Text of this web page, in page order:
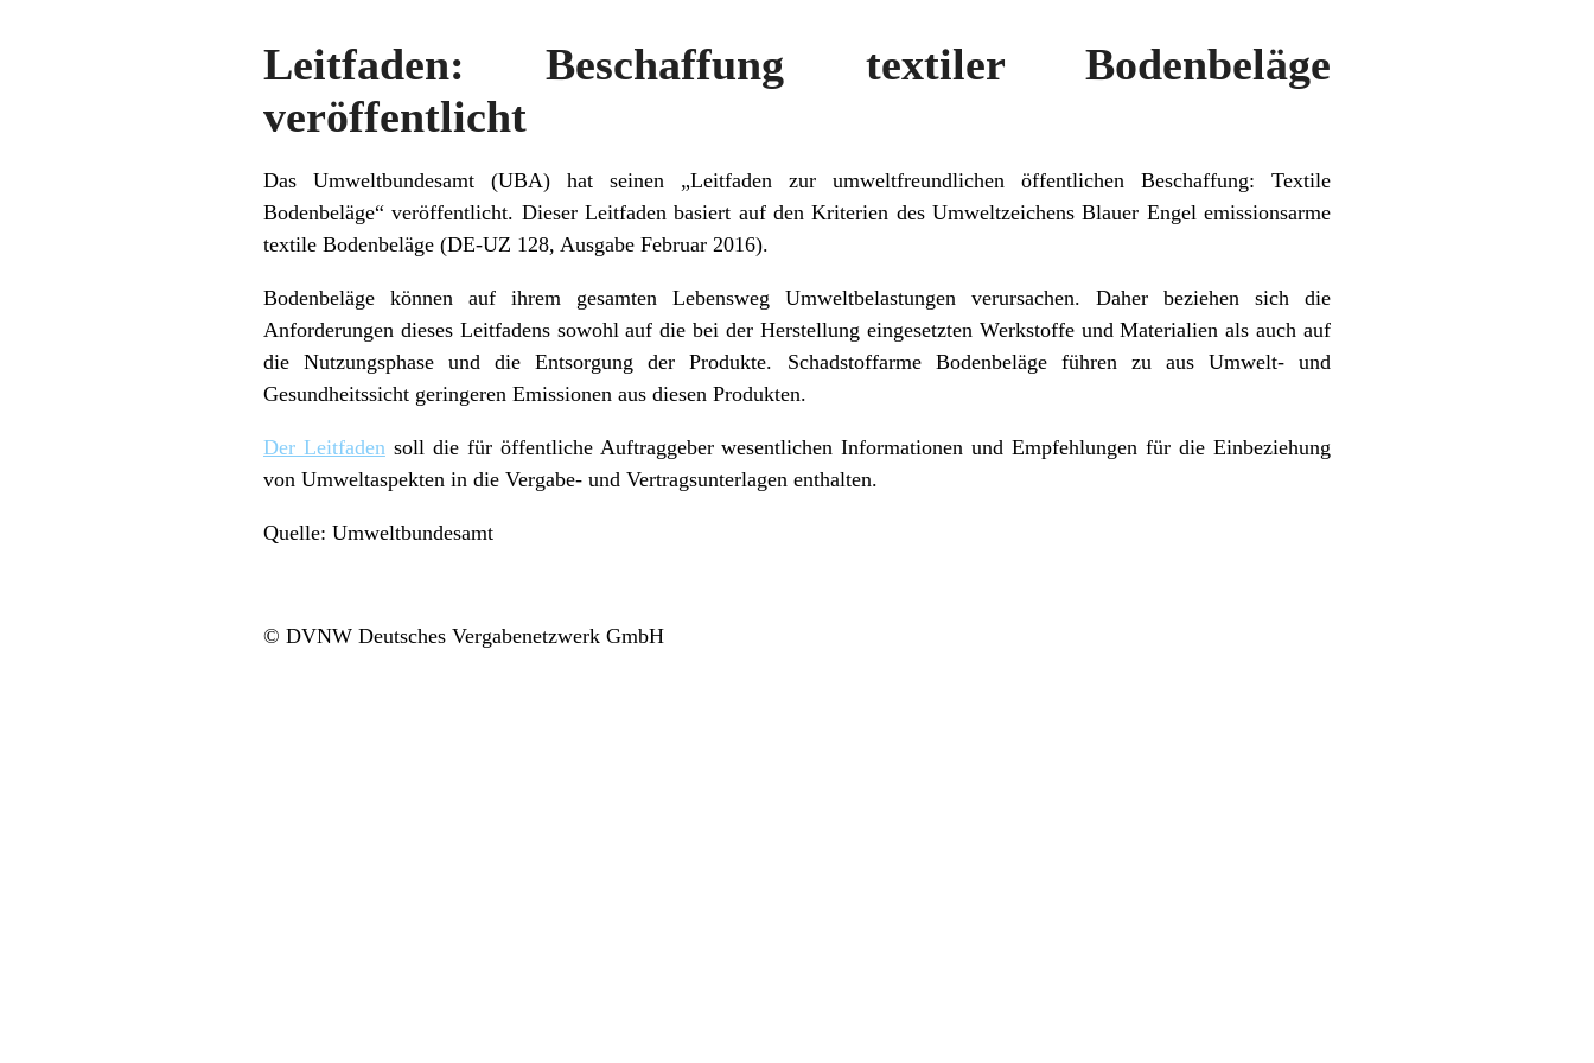
Leitfaden: Beschaffung textiler Bodenbeläge
veröffentlicht
Das Umweltbundesamt (UBA) hat seinen „Leitfaden zur umweltfreundlichen öffentlichen Beschaffung: Textile
Bodenbeläge“ veröffentlicht. Dieser Leitfaden basiert auf den Kriterien des Umweltzeichens Blauer Engel emissionsarme
textile Bodenbeläge (DE-UZ 128, Ausgabe Februar 2016).
Bodenbeläge können auf ihrem gesamten Lebensweg Umweltbelastungen verursachen. Daher beziehen sich die
Anforderungen dieses Leitfadens sowohl auf die bei der Herstellung eingesetzten Werkstoffe und Materialien als auch auf
die Nutzungsphase und die Entsorgung der Produkte. Schadstoffarme Bodenbeläge führen zu aus Umwelt- und
Gesundheitssicht geringeren Emissionen aus diesen Produkten.
Der Leitfaden soll die für öffentliche Auftraggeber wesentlichen Informationen und Empfehlungen für die Einbeziehung
von Umweltaspekten in die Vergabe- und Vertragsunterlagen enthalten.
Quelle: Umweltbundesamt